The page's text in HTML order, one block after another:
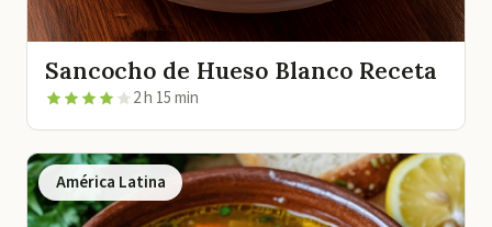
Sancocho de Hueso Blanco Receta
2 h 15 min
América Latina